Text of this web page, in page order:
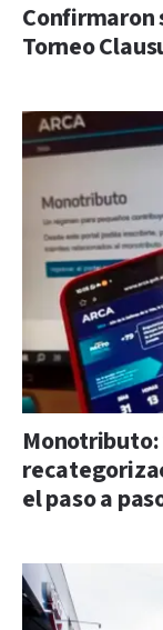
Confirmaron
Torneo
Monotributo:
el paso a